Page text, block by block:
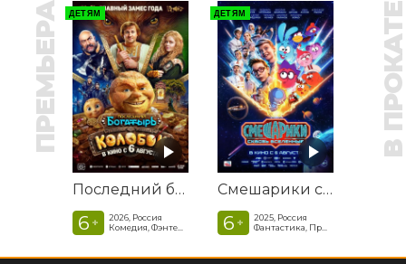
ПРЕМЬЕРА ДЕТЯМ
Последний богатырь. Колобок
6 +
2026, Россия
Комедия, Фэнтези, Приключения
ДЕТЯМ
Смешарики сквозь вселенные
6 +
2025, Россия
Фантастика, Приключенческая комедия
В